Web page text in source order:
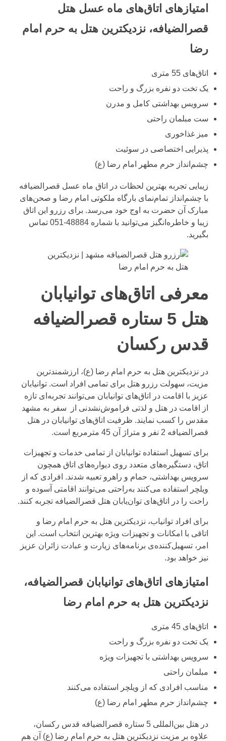
امتیازهای اتاق‌های ماه عسل هتل
قصرالضیافه، نزدیکترین هتل به حرم امام
رضا
اتاق‌های 55 متری
یک تخت دو نفره بزرگ و راحت
سرویس بهداشتی کامل و مدرن
ست مبلمان راحتی
میز غذاخوری
پذیرایی اختصاصی در سوئیت
چشم‌انداز حرم مطهر امام رضا (ع)
زیبایی تجربه بهترین لحظات در اتاق ماه عسل قصرالضیافه
با چشم‌انداز تمام‌نمای بارگاه ملکوتی امام رضا و صحن‌های
مبارک آن حضرت به اوج خود می‌رسد. برای رزرو این اتاق
زیبا و خاطره‌انگیز می‌توانید با شماره 48884-051
تماس
بگیرید.
معرفی اتاق‌های توانیابان
هتل 5 ستاره قصرالضیافه
قدس رکسان
در نزدیکترین هتل به حرم امام رضا (ع)، ارزشمندترین
مزیت، سهولت رزرو هتل برای تمامی افراد است. توانیابان
عزیز با اقامت در اتاق‌های توانیابان می‌توانند تجربه‌ای تازه
از اقامت در هتل و لذتی فراموش‌نشدنی از سفر به مشهد
مقدس را کسب نمایند. ظرفیت اتاق‌های توانیابان در هتل
قصرالضیافه 2 نفر و متراژ آن 45 مترمربع است.
برای تسهیل استفاده توانیابان از تمامی خدمات و تجهیزات
اتاق، دستگیره‌های متعدد روی دیواره‌های اتاق همچون
سرویس بهداشتی، حمام و راهرو تعبیه شدند. افرادی که از
ویلچر استفاده می‌کنند به‌راحتی می‌توانند اقامتی آسوده و
راحت را در اتاق‌های توان‌یابان هتل قصرالضیافه تجربه کنند.
برای افراد توانیاب، نزدیکترین هتل به حرم امام رضا و
اتاقی با امکانات و تجهیزات ویژه بهترین انتخاب است. این
امر، تسهیل‌کننده‌ی برنامه‌های زیارت و عبادت زائران عزیز
نیز خواهد بود.
امتیازهای اتاق‌های توانیابان قصرالضیافه،
نزدیکترین هتل به حرم امام رضا
اتاق‌های 45 متری
یک تخت دو نفره بزرگ و راحت
سرویس بهداشتی با تجهیزات ویژه
مبلمان راحتی
مناسب افرادی که از ویلچر استفاده می‌کنند
چشم‌انداز حرم مطهر امام رضا (ع)
در هتل بین‌المللی 5 ستاره قصرالضیافه قدس رکسان،
علاوه بر مزیت نزدیکترین هتل به حرم امام رضا (ع) آن هم